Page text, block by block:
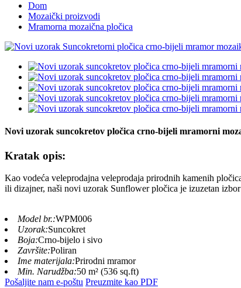
Dom
Mozaički proizvodi
Mramorna mozaična pločica
Novi uzorak suncokretov pločica crno-bijeli mramorni
Kratak opis:
Kao vodeća veleprodajna veleprodaja prirodnih kamenih
ili dizajner, naši novi uzorak Sunflower pločica je izuzetan
Model br.:WPM006
Uzorak:Suncokret
Boja:Crno-bijelo i sivo
Završite:Poliran
Ime materijala:Prirodni mramor
Min. Narudžba:50 m² (536 sq.ft)
Pošaljite nam e-poštu Preuzmite kao PDF